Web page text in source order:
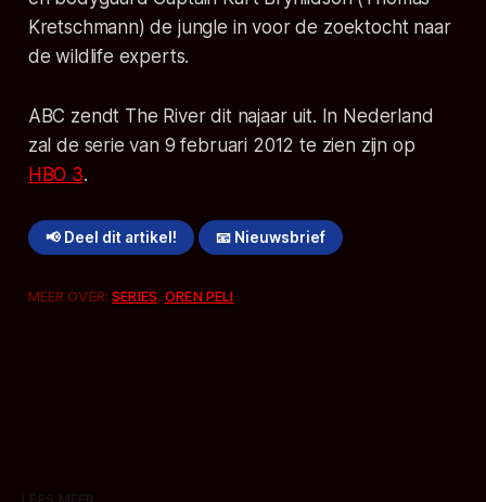
Kretschmann) de jungle in voor de zoektocht naar
de wildlife experts.
ABC zendt The River dit najaar uit. In Nederland
zal de serie van 9 februari 2012 te zien zijn op
HBO 3.
📢 Deel dit artikel! 📧 Nieuwsbrief
MEER OVER:SERIES,OREN PELI